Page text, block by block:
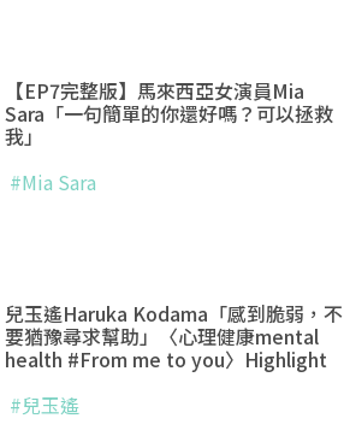
【EP7完整版】馬來西亞女演員Mia
Sara「一句簡單的你還好嗎？可以拯救
我」
#Mia Sara
兒玉遙Haruka Kodama「感到脆弱，不
要猶豫尋求幫助」〈心理健康mental
health #From me to you〉Highlight
#兒玉遙